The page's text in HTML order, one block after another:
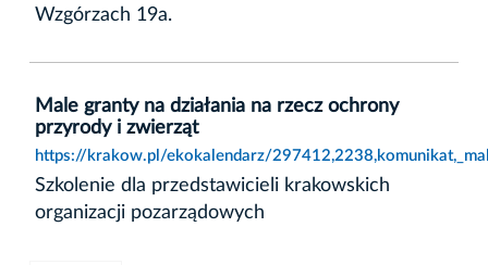
Wzgórzach 19a.
Male granty na działania na rzecz ochrony
przyrody i zwierząt
https://krakow.pl/ekokalendarz/
Szkolenie dla przedstawicieli krakowskich
organizacji pozarządowych